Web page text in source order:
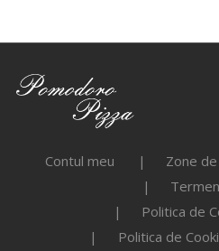
Contul meu Zone
Politica de
Politica de